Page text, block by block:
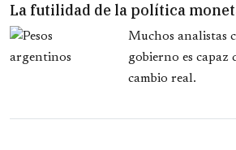
La futilidad de la política
Muchos analistas
gobierno es capaz
cambio real.